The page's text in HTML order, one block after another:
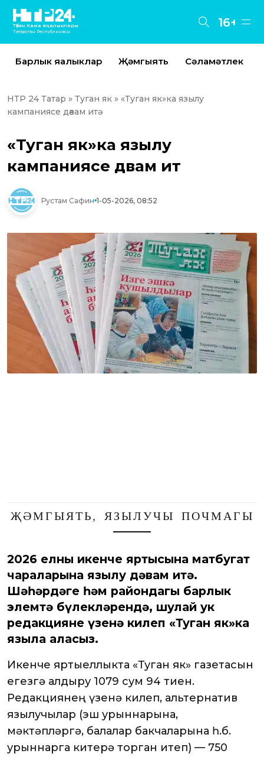
Түбән Кама яңалыклары
Татарстан Республикасы
16+
Барлык яңалыклар Җәмгыять Сәламәтлек
НТР 24 Татар » Туган як » «Туган як»ка язылу
кампаниясе дәвам итә
«Туган як»ка язылу
кампаниясе дәвам итә
Рустам Сафин 1-05-2026, 08:52
ҖӘМГЫЯТЬ, ЯЗЫЛУЧЫ ПОЧМАГЫ
2026 елның икенче яртысына матбугат
чараларына язылу дәвам итә.
Шәһәрдәге һәм райондагы барлык
элемтә бүлекләрендә, шулай ук
редакциянең үзенә килеп «Туган як»ка
языла аласыз.
Икенче яртыеллыкта «Туган як» газетасын
өегезгә алдыру 1079 сум 94 тиен.
Редакциянең үзенә килеп, альтернатив
язылучылар (эш урыннарына,
мәктәпләргә, балалар бакчаларына һ.б.
урыннарга китерә торган итеп) — 750